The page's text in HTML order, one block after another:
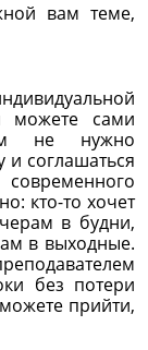
вам теме,
сами
не нужно
и соглашаться
кто-то хочет
в будни,
в выходные.
без потери
прийти,